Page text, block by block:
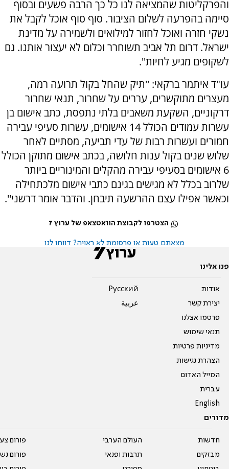
והפרקליטות שהמציאה לנו כל כך הרבה פשעים ובסוף
סיימה בהפרעה לשלום הציבור. סוף סוף אוכל לקבל את
נשקי חזרה ואוכל לחזור למילואים ולשמירה על מדינת
ישראל. דרום תל אביב תשוחרר וכלום לא יעצור אותנו. גם
לשקופים מגיע לחיות''.
עו"ד איתמר ברקאי: ''תיק שהחל בקול תרועה רמה,
מעצרים מתוקשרים, עררים על שחרור, תנאי שחרור
דרקוניים, השקעת משאבים בלתי נתפסת, כתב אישום בן
עשרות עמודים הכולל 14 אישומים, עשרות סעיפי עבירה
חמורים ועשרות רבות של עדי תביעה, מסתיים לאחר
שלוש שנים בקול ענות חלושה, בכתב אישום מתוקן הכולל
6 אישומים בסעיפי עבירה מהקלים והמינוריים ביותר
שלרוב בכלל לא מגישים בגינם כתבי אישום מלכתחילה
וכאשר אפילו עצם ההרשעה תיבחן. והדבר אומר דרשני''.
הצטרפו לקבוצת הוואטצאפ של ערוץ 7
מצאתם טעות או פרסומת לא ראויה? דווחו לנו
פנו אלינו
אודות
יצירת קשר
פרסמו אצלנו
תנאי שימוש
מדיניות פרטיות
הצהרת נגישות
המייל האדום
עברית
English
Pусский
عربية
מדורים
חדשות
מבזקים
העולם הערבי
תרבות ופנאי
פורום
פורום